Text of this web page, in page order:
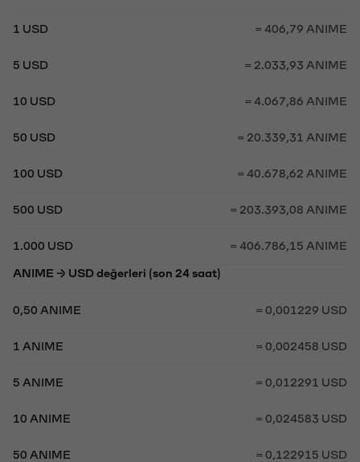
1 USD = 406,79 ANIME
5 USD = 2.033,93 ANIME
10 USD = 4.067,86 ANIME
50 USD = 20.339,31 ANIME
100 USD = 40.678,62 ANIME
500 USD = 203.393,08 ANIME
1.000 USD = 406.786,15 ANIME
ANIME → USD değerleri (son 24 saat)
0,50 ANIME = 0,001229 USD
1 ANIME = 0,002458 USD
5 ANIME = 0,012291 USD
10 ANIME = 0,024583 USD
50 ANIME = 0,122915 USD